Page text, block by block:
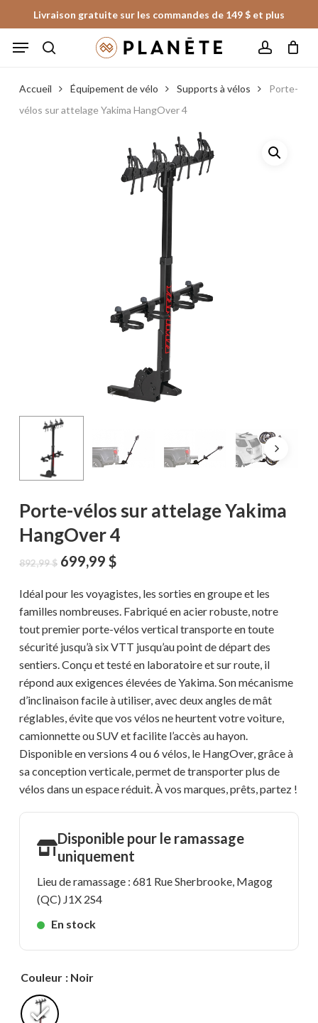
to
main
Livraison gratuite sur les commandes de 149 $ et plus
Menu
Fermer
le
panier
Accueil Équipement de vélo Supports à vélos
Porte-
vélos sur attelage Yakima HangOver 4
Porte-vélos sur attelage Yakima
HangOver 4
892,99$ Le
initial
était :
892,99 $.
699,99 $Le
actuel
est :
699,99 $.
Idéal pour les voyagistes, les sorties en groupe et les
familles nombreuses. Fabriqué en acier robuste, notre
tout premier porte-vélos vertical transporte en toute
sécurité jusqu’à six VTT jusqu’au point de départ des
sentiers. Conçu et testé en laboratoire et sur route, il
répond aux exigences élevées de Yakima. Son mécanisme
d’inclinaison facile à utiliser, avec deux angles de mât
réglables, évite que vos vélos ne heurtent votre voiture,
camionnette ou SUV et facilite l’accès au hayon.
Disponible en versions 4 ou 6 vélos, le HangOver, grâce à
sa conception verticale, permet de transporter plus de
vélos dans un espace réduit. À vos marques, prêts, partez !
Disponible pour le ramassage
uniquement
Lieu de ramassage : 681 Rue Sherbrooke, Magog
(QC) J1X 2S4
En stock
Couleur : Noir